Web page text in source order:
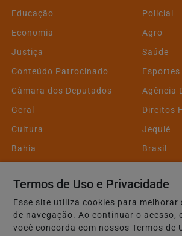
Educação
Policial
Economia
Agro
Justiça
Saúde
Conteúdo Patrocinado
Esportes
Câmara dos Deputados
Agência
Geral
Direitos
Cultura
Jequié
Bahia
Brasil
Infraestrutura
Editorial
Segurança Pública
São João
Termos de Uso e Privacidade
Esse site utiliza cookies para melhorar
de navegação. Ao continuar o acesso,
você concorda com nossos Termos de